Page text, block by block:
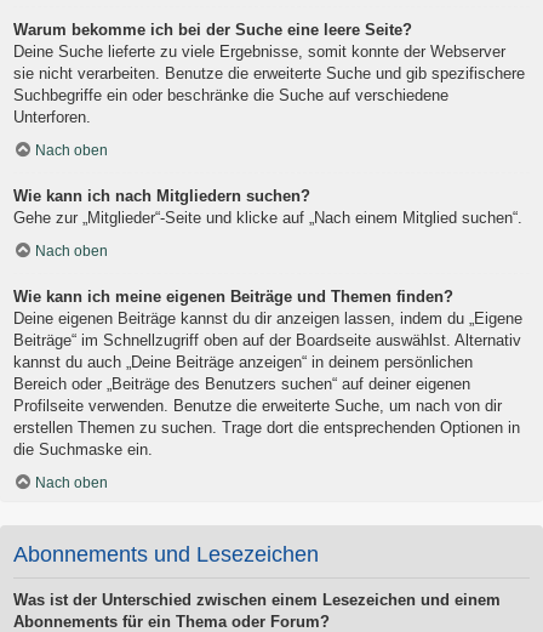
Warum bekomme ich bei der Suche eine leere Seite?
Deine Suche lieferte zu viele Ergebnisse, somit konnte der Webserver
sie nicht verarbeiten. Benutze die erweiterte Suche und gib spezifischere
Suchbegriffe ein oder beschränke die Suche auf verschiedene
Unterforen.
Nach oben
Wie kann ich nach Mitgliedern suchen?
Gehe zur „Mitglieder“-Seite und klicke auf „Nach einem Mitglied suchen“.
Nach oben
Wie kann ich meine eigenen Beiträge und Themen finden?
Deine eigenen Beiträge kannst du dir anzeigen lassen, indem du „Eigene
Beiträge“ im Schnellzugriff oben auf der Boardseite auswählst. Alternativ
kannst du auch „Deine Beiträge anzeigen“ in deinem persönlichen
Bereich oder „Beiträge des Benutzers suchen“ auf deiner eigenen
Profilseite verwenden. Benutze die erweiterte Suche, um nach von dir
erstellen Themen zu suchen. Trage dort die entsprechenden Optionen in
die Suchmaske ein.
Nach oben
Abonnements und Lesezeichen
Was ist der Unterschied zwischen einem Lesezeichen und einem
Abonnements für ein Thema oder Forum?